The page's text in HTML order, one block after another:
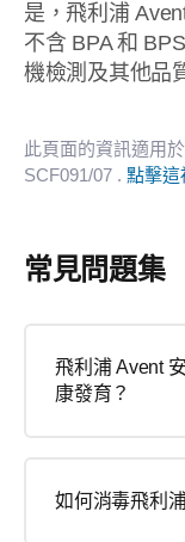
是，飛利浦
不含 BPA 和
機檢測及其他品
此頁面的資訊適用
SCF091/07 . 點擊這
常見問題集
飛利浦 Avent
康發育？
如何消毒飛利